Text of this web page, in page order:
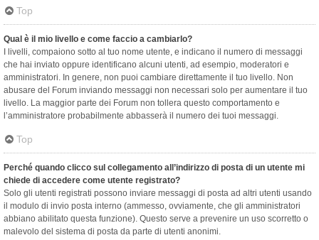
Top
Qual è il mio livello e come faccio a cambiarlo?
I livelli, compaiono sotto al tuo nome utente, e indicano il numero di messaggi
che hai inviato oppure identificano alcuni utenti, ad esempio, moderatori e
amministratori. In genere, non puoi cambiare direttamente il tuo livello. Non
abusare del Forum inviando messaggi non necessari solo per aumentare il tuo
livello. La maggior parte dei Forum non tollera questo comportamento e
l’amministratore probabilmente abbasserà il numero dei tuoi messaggi.
Top
Perché quando clicco sul collegamento all’indirizzo di posta di un utente mi
chiede di accedere come utente registrato?
Solo gli utenti registrati possono inviare messaggi di posta ad altri utenti usando
il modulo di invio posta interno (ammesso, ovviamente, che gli amministratori
abbiano abilitato questa funzione). Questo serve a prevenire un uso scorretto o
malevolo del sistema di posta da parte di utenti anonimi.